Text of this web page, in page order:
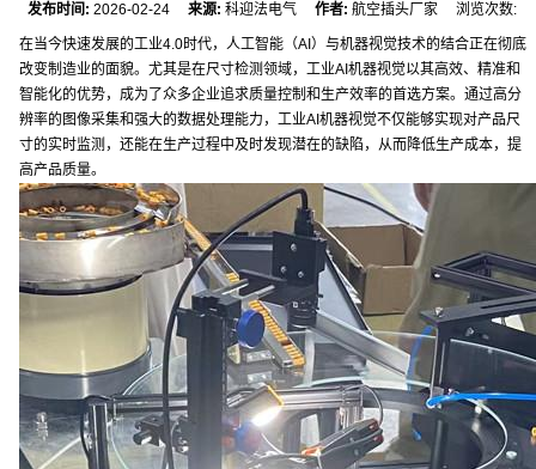
发布时间: 2026-02-24来源: 科迎法电气作者: 航空插头厂家 浏览次数:
在当今快速发展的工业4.0时代，人工智能（AI）与机器视觉技术的结合正在彻底
改变制造业的面貌。尤其是在尺寸检测领域，工业AI机器视觉以其高效、精准和
智能化的优势，成为了众多企业追求质量控制和生产效率的首选方案。通过高分
辨率的图像采集和强大的数据处理能力，工业AI机器视觉不仅能够实现对产品尺
寸的实时监测，还能在生产过程中及时发现潜在的缺陷，从而降低生产成本，提
高产品质量。